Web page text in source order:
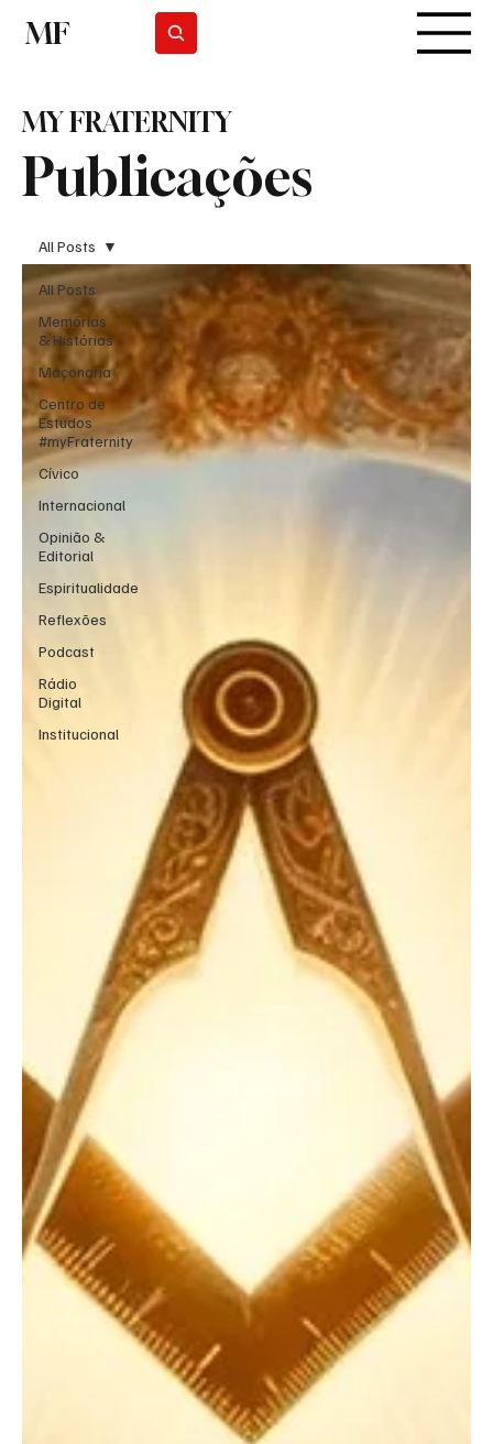
MF
Publicações
MY FRATERNITY
All Posts
Memórias
& Histórias
Maçonaria
Centro de
Estudos
#myFraternity
Cívico
Internacional
Opinião &
Editorial
Espiritualidade
Reflexões
Podcast
Rádio
Digital
Institucional
All Posts